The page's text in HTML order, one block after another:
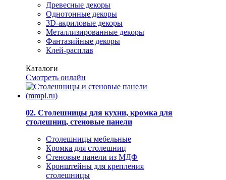
Древесные декоры
Однотонные декоры
3D-акриловые декоры
Металлизированные декоры
Фантазийные декоры
Клей-расплав
Каталоги
Смотреть онлайн
02. Столешницы для кухни, кромка для
столешниц, стеновые панели
Столешницы мебельные
Кромка для столешниц
Стеновые панели из МДФ
Кронштейны для крепления
столешницы